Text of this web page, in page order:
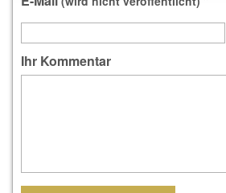
Ihr Kommentar